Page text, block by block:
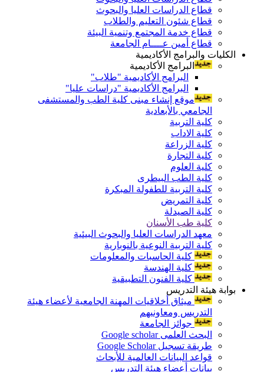
قطاع الدراسات العليا والبحوث
قطاع شئون التعليم والطلاب
قطاع خدمة المجتمع وتنمية البيئة
قطاع أمين عــــام الجامعة
الكليات والبرامج الأكاديمية
البرامج الأكاديمية
البرامج الأكاديمية "طلاب"
البرامج الأكاديمية "دراسات عليا"
موقع إنشاء مبنى كلية الطب والمستشفى
الجامعي بالأبعادية
كلية التربية
كلية الاداب
كلية الزراعة
كلية التجارة
كلية العلوم
كلية الطب البيطرى
كلية التربية للطفولة المبكرة
كلية التمريض
كلية الصيدلة
كلية طب الأسنان
معهد الدراسات العليا والبحوث البيئية
كلية التربية النوعية بالنوبارية
كلية الحاسبات والمعلومات
كلية الهندسة
كلية الفنون التطبيقية
بوابة هيئة التدريس
ميثاق أخلاقيات المهنة الجامعية لأعضاء هيئة
التدريس ومعاونيهم
جوائز الجامعة
البحث العلمى Google scholar
طريقة تسجيل Google Scholar
قواعد البيانات العالمية للأبحاث
بيانات أعضاء هيئة التدريس